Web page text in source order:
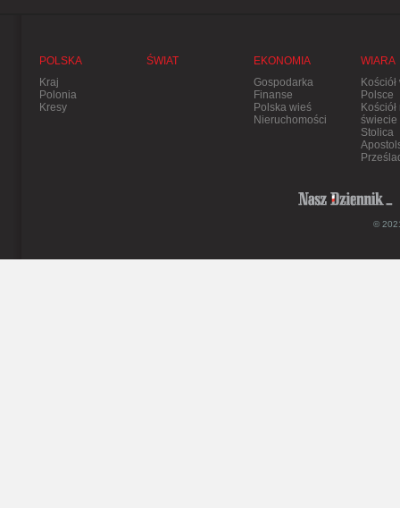
POLSKA
Kraj
Polonia
Kresy
ŚWIAT
EKONOMIA
Gospodarka
Finanse
Polska wieś
Nieruchomości
WIARA
Kościół
Polsce
Kościół
świecie
Stolica
©